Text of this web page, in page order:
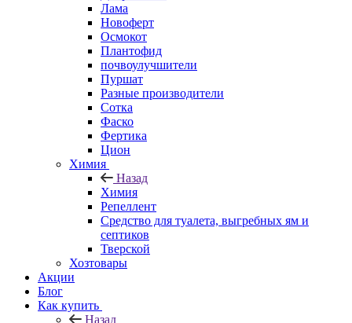
Лама
Новоферт
Осмокот
Плантофид
почвоулучшители
Пуршат
Разные производители
Сотка
Фаско
Фертика
Цион
Химия
Назад
Химия
Репеллент
Средство для туалета, выгребных ям и
септиков
Тверской
Хозтовары
Акции
Блог
Как купить
Назад